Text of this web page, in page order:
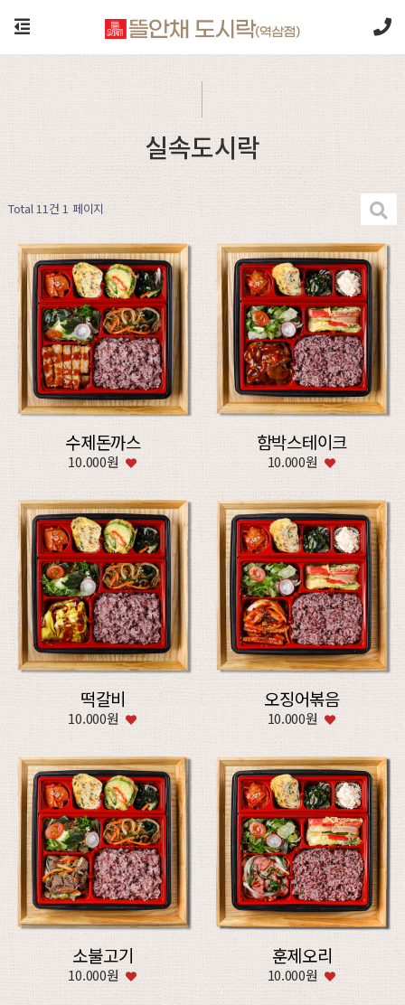
실속도시락
Total 11건 1 페이지
수제돈까스
10.000원
함박스테이크
10.000원
떡갈비
10.000원
오징어볶음
10.000원
소불고기
10.000원
훈제오리
10.000원